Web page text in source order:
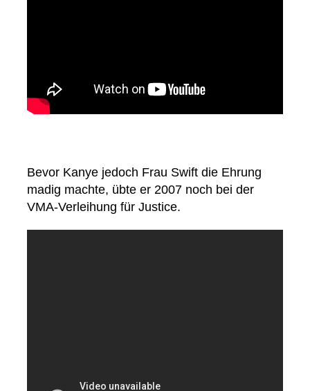
Bevor Kanye jedoch Frau Swift die Ehrung
madig machte, übte er 2007 noch bei der
VMA-Verleihung für Justice.